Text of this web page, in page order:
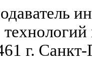
г. Санкт-